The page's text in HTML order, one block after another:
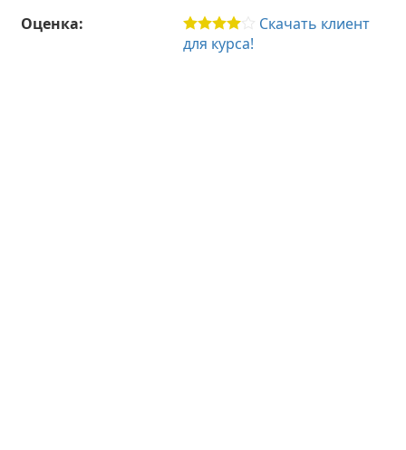
Оценка:
Скачать клиент
для курса!